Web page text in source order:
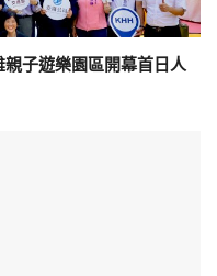
子遊樂園區開幕首日人